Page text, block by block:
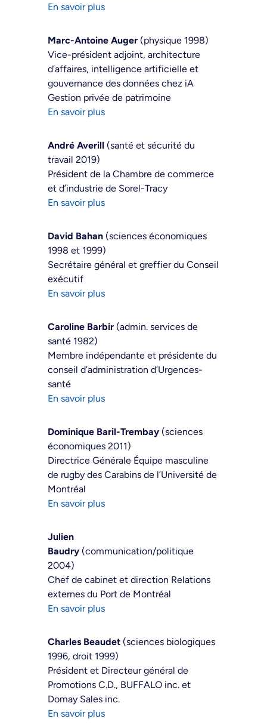
En savoir plus
Marc-Antoine Auger (physique 1998)
Vice-président adjoint, architecture
d’affaires, intelligence artificielle et
gouvernance des données chez iA
Gestion privée de patrimoine
En savoir plus
André Averill (santé et sécurité du
travail 2019)
Président de la Chambre de commerce
et d’industrie de Sorel-Tracy
En savoir plus
David Bahan (sciences économiques
1998 et 1999)
Secrétaire général et greffier du Conseil
exécutif
En savoir plus
Caroline Barbir (admin. services de
santé 1982)
Membre indépendante et présidente du
conseil d’administration d’Urgences-
santé
En savoir plus
Dominique Baril-Trembay (sciences
économiques 2011)
Directrice Générale Équipe masculine
de rugby des Carabins de l’Université de
Montréal
En savoir plus
Julien
Baudry (communication/politique
2004)
Chef de cabinet et direction Relations
externes du Port de Montréal
En savoir plus
Charles Beaudet (sciences biologiques
1996, droit 1999)
Président et Directeur général de
Promotions C.D., BUFFALO inc. et
Domay Sales inc.
En savoir plus